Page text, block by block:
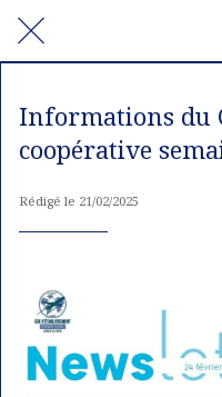
Informations du
coopérative
Rédigé le 21/02/2025